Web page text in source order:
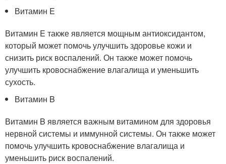
Витамин E
Витамин E также является мощным антиоксидантом,
который может помочь улучшить здоровье кожи и
снизить риск воспалений. Он также может помочь
улучшить кровоснабжение влагалища и уменьшить
сухость.
Витамин B
Витамин B является важным витамином для здоровья
нервной системы и иммунной системы. Он также может
помочь улучшить кровоснабжение влагалища и
уменьшить риск воспалений.